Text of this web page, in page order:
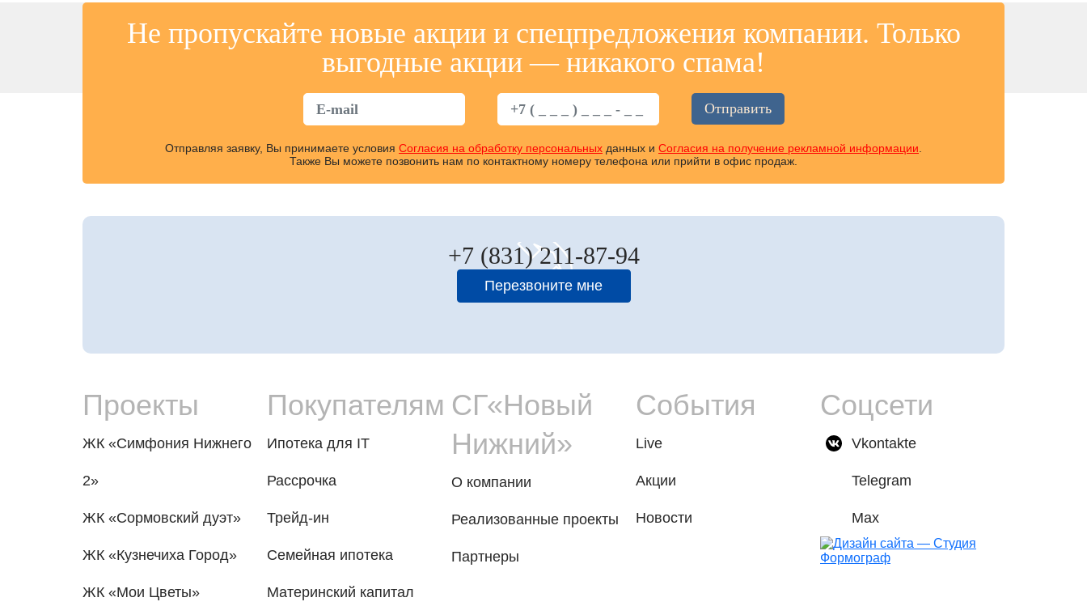
Не пропускайте новые акции и спецпредложения компании. Только
выгодные акции — никакого спама!
Отправляя заявку, Вы принимаете условия Согласия на обработку персональных данных и Согласия на получение рекламной информации
Также Вы можете позвонить нам по контактному номеру телефона или прийти в офис продаж.
+7 (831) 211-87-94
Перезвоните мне
Проекты
ЖК «Симфония Нижнего
2»
ЖК «Сормовский дуэт»
ЖК «Кузнечиха Город»
ЖК «Мои Цветы»
Покупателям
Ипотека для IT
Рассрочка
Трейд-ин
Семейная ипотека
Материнский капитал
СГ«Новый
Нижний»
О компании
Реализованные проекты
Партнеры
События
Live
Акции
Новости
Соцсети
Vkontakte
Telegram
Max